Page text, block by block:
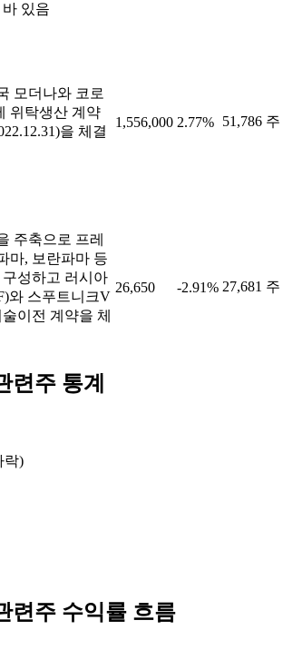
있음
모더나와 코로
위탁생산 계약
을 체결
1,556,000 2.77% 51,786 주
주축으로 프레
마, 보란파마 등
성하고 러시아
와 스푸트니크V
이전 계약을 체
26,650 -2.91% 27,681 주
련주 통계
락)
련주 수익률 흐름